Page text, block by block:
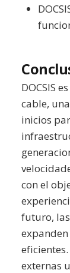
DOCSIS
cable,
inicios
con el
futuro, las
externas